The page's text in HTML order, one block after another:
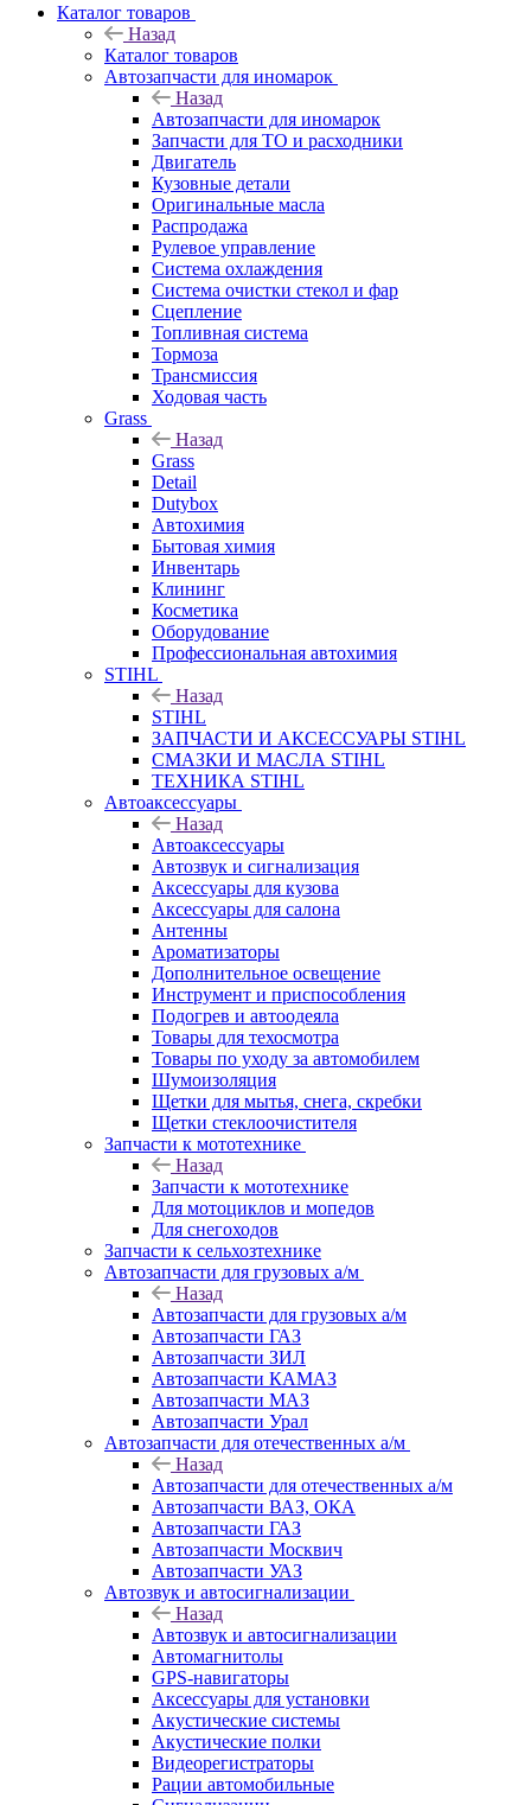
Каталог товаров
Назад
Каталог товаров
Автозапчасти для иномарок
Назад
Автозапчасти для иномарок
Запчасти для ТО и расходники
Двигатель
Кузовные детали
Оригинальные масла
Распродажа
Рулевое управление
Система охлаждения
Система очистки стекол и фар
Сцепление
Топливная система
Тормоза
Трансмиссия
Ходовая часть
Grass
Назад
Grass
Detail
Dutybox
Автохимия
Бытовая химия
Инвентарь
Клининг
Косметика
Оборудование
Профессиональная автохимия
STIHL
Назад
STIHL
ЗАПЧАСТИ И АКСЕССУАРЫ STIHL
СМАЗКИ И МАСЛА STIHL
ТЕХНИКА STIHL
Автоаксессуары
Назад
Автоаксессуары
Автозвук и сигнализация
Аксессуары для кузова
Аксессуары для салона
Антенны
Ароматизаторы
Дополнительное освещение
Инструмент и приспособления
Подогрев и автоодеяла
Товары для техосмотра
Товары по уходу за автомобилем
Шумоизоляция
Щетки для мытья, снега, скребки
Щетки стеклоочистителя
Запчасти к мототехнике
Назад
Запчасти к мототехнике
Для мотоциклов и мопедов
Для снегоходов
Запчасти к сельхозтехнике
Автозапчасти для грузовых а/м
Назад
Автозапчасти для грузовых а/м
Автозапчасти ГАЗ
Автозапчасти ЗИЛ
Автозапчасти КАМАЗ
Автозапчасти МАЗ
Автозапчасти Урал
Автозапчасти для отечественных а/м
Назад
Автозапчасти для отечественных а/м
Автозапчасти ВАЗ, ОКА
Автозапчасти ГАЗ
Автозапчасти Москвич
Автозапчасти УАЗ
Автозвук и автосигнализации
Назад
Автозвук и автосигнализации
Автомагнитолы
GPS-навигаторы
Аксессуары для установки
Акустические системы
Акустические полки
Видеорегистраторы
Рации автомобильные